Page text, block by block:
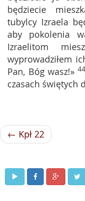
będziecie
tubylcy Izraela
aby pokolenia
Izraelitom
wyprowadziłem
Pan, Bóg wasz!» 44
czasach świętych
← Kpł 22